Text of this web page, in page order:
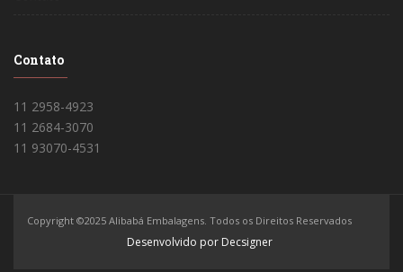
Contato
11 2958-4923
11 2684-3070
11 93070-4531
Copyright ©2025 Alibabá Embalagens. Todos os Direitos Reservados
Desenvolvido por Decsigner